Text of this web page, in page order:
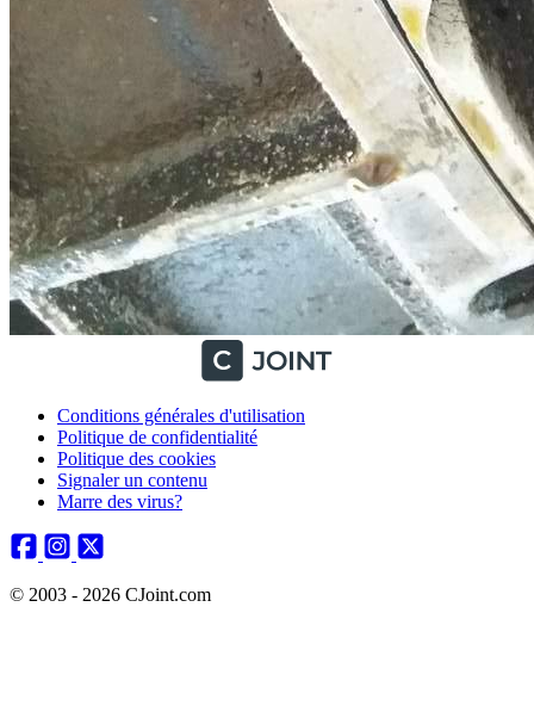
Conditions générales d'utilisation
Politique de confidentialité
Politique des cookies
Signaler un contenu
Marre des virus?
© 2003 - 2026 CJoint.com